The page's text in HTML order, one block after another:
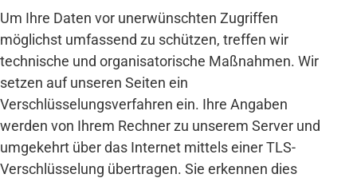
Um Ihre Daten vor unerwünschten Zugriffen
möglichst umfassend zu schützen, treffen wir
technische und organisatorische Maßnahmen. Wir
setzen auf unseren Seiten ein
Verschlüsselungsverfahren ein. Ihre Angaben
werden von Ihrem Rechner zu unserem Server und
umgekehrt über das Internet mittels einer TLS-
Verschlüsselung übertragen. Sie erkennen dies